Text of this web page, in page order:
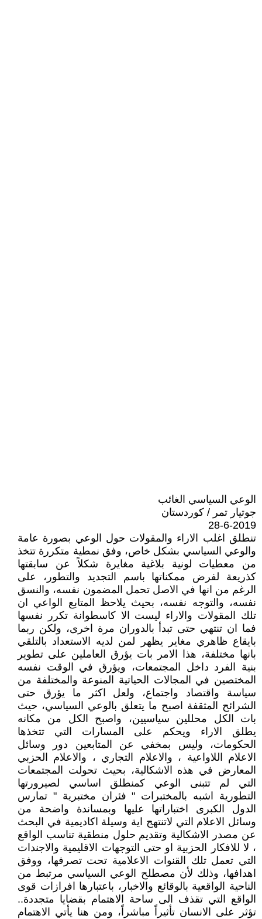
الوعي السياسي الغائب
جوتيار تمر / كوردستان
28-6-2019
تنطلق اغلب الاراء والمقولات حول الوعي بصورة عامة
والوعي السياسي بشكل خاص، وفق نمطية متكررة تتخذ
من معطيات لونية بلاغية مغايرة شكلاً عن سابقتها
كذريعة لفرض ممكناتها باسم التجديد والتطور، على
الرغم من انها في الاصل تحمل المضمون نفسه، والنسق
نفسه، والتوجه نفسه، بحيث يلاحظ المتابع الواعي ان
تلك المقولات والاراء ليست الا كاسطوانة تكرر نفسها
فما ان تنتهي حتى تبدأ بالدوران مرة اخرى، ولكن ربما
بايقاع ظاهري مغاير يظهر لمن لديه الاستعداد بالتلقي
بانها مختلفة، هذا الامر بات يؤرق العاملين على تطوير
بنية الفرد داخل المجتمعات، ويؤرق في الوقت نفسه
المختصين في المجالات الحياتية المنوعة والمختلفة من
سياسة واقتصاد واجتماع، ولعل اكثر ما يؤرق حتى
الشرائح المثقفة اصبح ما يتعلق بالوعي السياسي، حيث
بات الكل محللين سياسيين، واصبح الكل من مكانه
يطلق الاراء ويحكم على المسارات التي تتخذها
الحكومات، وليس بمخفي عن المتابعين دور وسائل
الاعلام اللاواعية ، والاعلام التجاري ، والاعلام الحزبي
المعارض في هذه الاشكالية، بحيث تحولت المجتمعات
التي لم تتبنى الوعي كمنطلق اساسي لصيرورتها
التطورية اشبه بالمختبرات " فئران مختبرية " تمارس
الدول الكبرى اختباراتها عليها وبمساندة واضحة من
وسائل الاعلام التي لاتنتهج اية وسيلة اكاديمية في البحث
عن مصدر الاشكالية وتقديم حلول منطقية تناسب الواقع
، لا للافكار الحزبية او حتى التوجهات الاقليمية والاجندات
التي تعمل تلك القنوات الاعلامية تحت تصرفها، ووفق
اهدافها، وذلك لأن مصطلح الوعي السياسي مرتبط من
الناحية الواقعية بالوقائع والاخبار، باعتبارها افرازات قوى
الواقع التي تقذف الى ساحة الاهتمام بقضايا متجددة..
تؤثر على الانسان تأثيراً مباشراً، ومن هنا يأتي الاهتمام